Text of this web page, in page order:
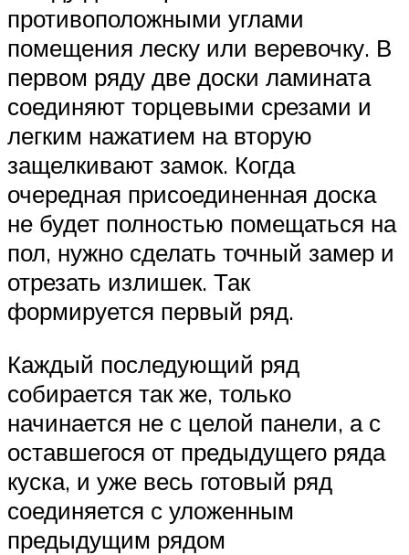
противоположными углами
помещения леску или веревочку. В
первом ряду две доски ламината
соединяют торцевыми срезами и
легким нажатием на вторую
защелкивают замок. Когда
очередная присоединенная доска
не будет полностью помещаться на
пол, нужно сделать точный замер и
отрезать излишек. Так
формируется первый ряд.
Каждый последующий ряд
собирается так же, только
начинается не с целой панели, а с
оставшегося от предыдущего ряда
куска, и уже весь готовый ряд
соединяется с уложенным
предыдущим рядом